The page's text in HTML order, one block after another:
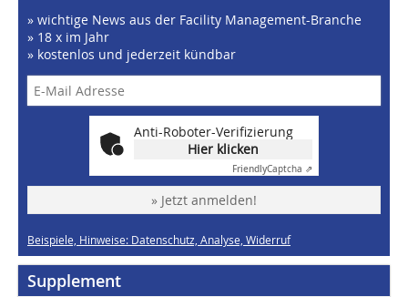
» wichtige News aus der Facility Management-Branche
» 18 x im Jahr
» kostenlos und jederzeit kündbar
Anti-Roboter-Verifizierung
Hier klicken
FriendlyCaptcha ⇗
» Jetzt anmelden!
Beispiele, Hinweise: Datenschutz, Analyse, Widerruf
Supplement